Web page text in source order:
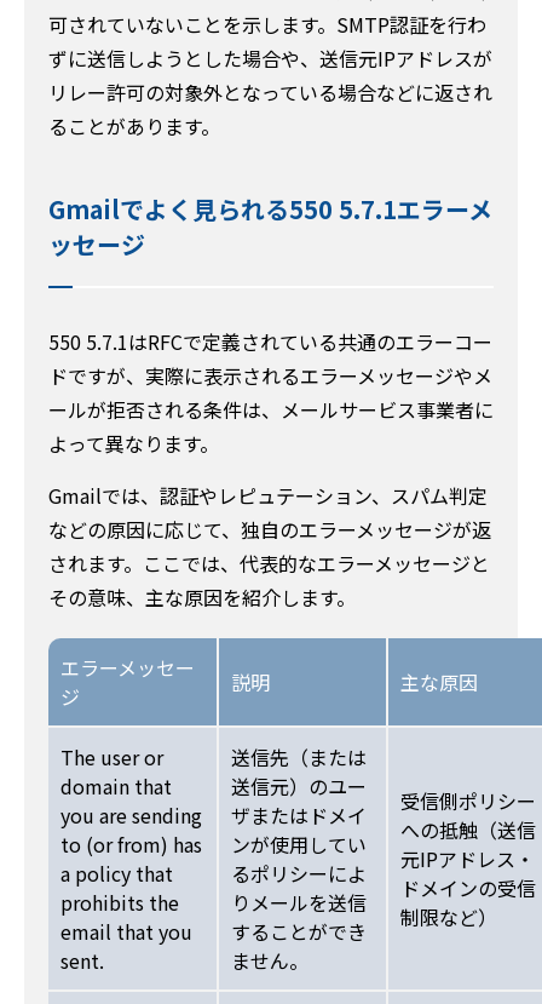
可されていないことを示します。SMTP認証を行わ
ずに送信しようとした場合や、送信元IPアドレスが
リレー許可の対象外となっている場合などに返され
ることがあります。
Gmailでよく見られる550 5.7.1エラーメ
ッセージ
550 5.7.1はRFCで定義されている共通のエラーコー
ドですが、実際に表示されるエラーメッセージやメ
ールが拒否される条件は、メールサービス事業者に
よって異なります。
Gmailでは、認証やレピュテーション、スパム判定
などの原因に応じて、独自のエラーメッセージが返
されます。ここでは、代表的なエラーメッセージと
その意味、主な原因を紹介します。
エラーメッセー
ジ
説明 主な原因
The user or
domain that
you are sending
to (or from) has
a policy that
prohibits the
email that you
sent.
送信先（または
送信元）のユー
ザまたはドメイ
ンが使用してい
るポリシーによ
りメールを送信
することができ
ません。
受信側ポリシー
への抵触（送信
元IPアドレス・
ドメインの受信
制限など）